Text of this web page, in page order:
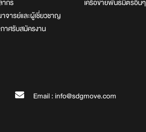
ารย์และผู้เชี่ยวชาญ
าศรับสมัครงาน
Email : info@sdgmove.com